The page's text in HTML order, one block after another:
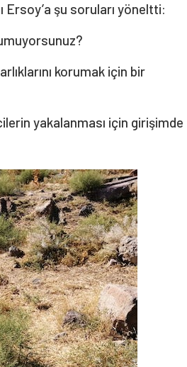
Ersoy’a şu soruları yöneltti:
korumak için bir
yakalanması için girişimde